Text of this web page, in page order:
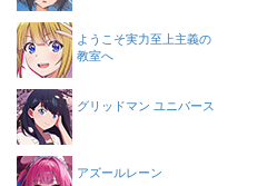
ようこそ実力至上主義の
教室へ
グリッドマン ユニバース
アズールレーン